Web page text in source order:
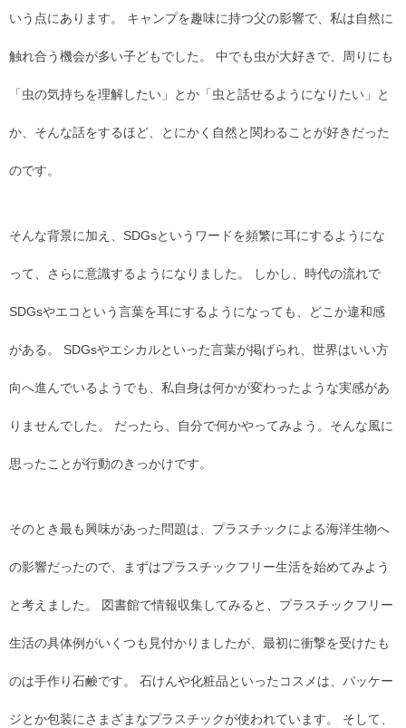
いう点にあります。 キャンプを趣味に持つ父の影響で、私は自然に
触れ合う機会が多い子どもでした。 中でも虫が大好きで、周りにも
「虫の気持ちを理解したい」とか「虫と話せるようになりたい」と
か、そんな話をするほど、とにかく自然と関わることが好きだった
のです。
そんな背景に加え、SDGsというワードを頻繁に耳にするようにな
って、さらに意識するようになりました。 しかし、時代の流れで
SDGsやエコという言葉を耳にするようになっても、どこか違和感
がある。 SDGsやエシカルといった言葉が掲げられ、世界はいい方
向へ進んでいるようでも、私自身は何かが変わったような実感があ
りませんでした。 だったら、自分で何かやってみよう。そんな風に
思ったことが行動のきっかけです。
そのとき最も興味があった問題は、プラスチックによる海洋生物へ
の影響だったので、まずはプラスチックフリー生活を始めてみよう
と考えました。 図書館で情報収集してみると、プラスチックフリー
生活の具体例がいくつも見付かりましたが、最初に衝撃を受けたも
のは手作り石鹸です。 石けんや化粧品といったコスメは、パッケー
ジとか包装にさまざまなプラスチックが使われています。 そして、